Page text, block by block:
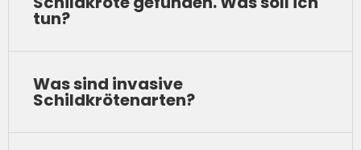
tun?
Was sind invasive
Schildkrötenarten?